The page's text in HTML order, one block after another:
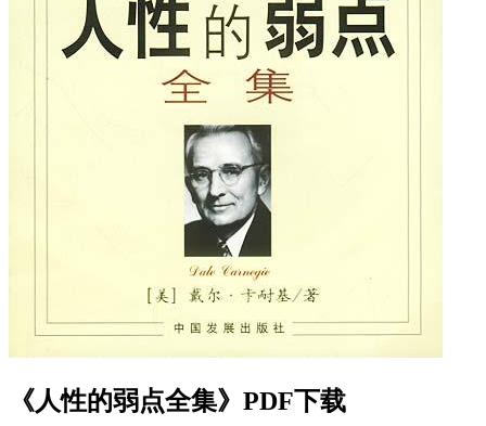
《人性的弱点全集》PDF下载